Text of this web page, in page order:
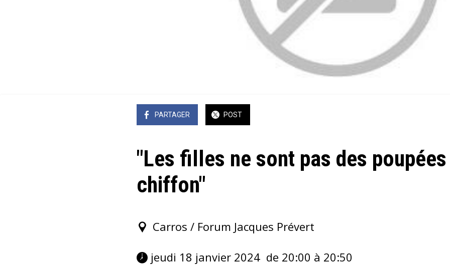
PARTAGER POST
"Les filles ne sont pas des
chiffon"
Carros / Forum Jacques Prévert
jeudi 18 janvier 2024  de 20:00 à 20:50